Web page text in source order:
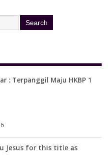
: Terpanggil Maju HKBP 1
Jesus for this title as